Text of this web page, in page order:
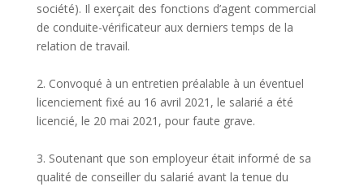
société). Il exerçait des fonctions d’agent commercial
de conduite-vérificateur aux derniers temps de la
relation de travail.
2. Convoqué à un entretien préalable à un éventuel
licenciement fixé au 16 avril 2021, le salarié a été
licencié, le 20 mai 2021, pour faute grave.
3. Soutenant que son employeur était informé de sa
qualité de conseiller du salarié avant la tenue du